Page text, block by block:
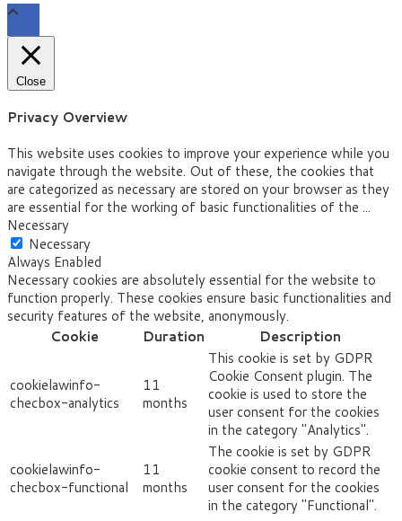
Close
Privacy Overview
This website uses cookies to improve your experience while you
navigate through the website. Out of these, the cookies that
are categorized as necessary are stored on your browser as they
are essential for the working of basic functionalities of the ...
Necessary
Necessary
Always Enabled
Necessary cookies are absolutely essential for the website to
function properly. These cookies ensure basic functionalities and
security features of the website, anonymously.
Cookie
Duration Description
cookielawinfo-
checbox-analytics
11
months
This cookie is set by GDPR
Cookie Consent plugin. The
cookie is used to store the
user consent for the cookies
in the category "Analytics".
cookielawinfo-
checbox-functional
11
months
The cookie is set by GDPR
cookie consent to record the
user consent for the cookies
in the category "Functional".